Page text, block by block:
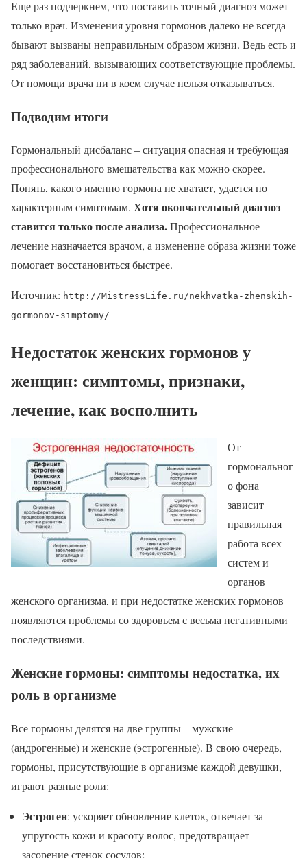
Еще раз подчеркнем, что поставить точный диагноз может
только врач. Изменения уровня гормонов далеко не всегда
бывают вызваны неправильным образом жизни. Ведь есть и
ряд заболеваний, вызывающих соответствующие проблемы.
От помощи врача ни в коем случае нельзя отказываться.
Подводим итоги
Гормональный дисбаланс – ситуация опасная и требующая
профессионального вмешательства как можно скорее.
Понять, какого именно гормона не хватает, удается по
характерным симптомам. Хотя окончательный диагноз
ставится только после анализа.Профессиональное
лечение назначается врачом, а изменение образа жизни тоже
помогает восстановиться быстрее.
Источник: http://MistressLife.ru/nekhvatka-zhenskih-
gormonov-simptomy/
Недостаток женских гормонов у
женщин: симптомы, признаки,
лечение, как восполнить
От
гормональног
о фона
зависит
правильная
работа всех
систем и
органов
женского организма, и при недостатке женских гормонов
появляются проблемы со здоровьем с весьма негативными
последствиями.
Женские гормоны: симптомы недостатка, их
роль в организме
Все гормоны делятся на две группы – мужские
(андрогенные) и женские (эстрогенные). В свою очередь,
гормоны, присутствующие в организме каждой девушки,
играют разные роли:
Эстроген: ускоряет обновление клеток, отвечает за
упругость кожи и красоту волос, предотвращает
засорение стенок сосудов;